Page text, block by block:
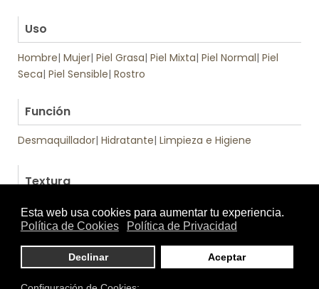
Uso
Hombre| Mujer| Piel Grasa| Piel Mixta| Piel Normal| Piel
Seca| Piel Sensible| Rostro
Función
Desmaquillador| Hidratante| Limpieza e Higiene
Textura
Otros productos de Endocare